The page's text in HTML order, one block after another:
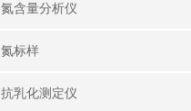
氮含量分析仪
氮标样
抗乳化测定仪